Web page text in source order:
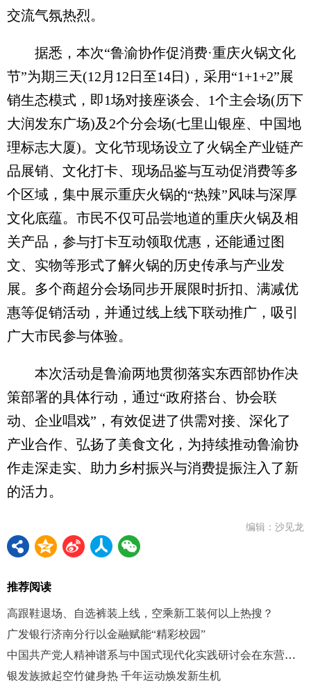
交流气氛热烈。
据悉，本次“鲁渝协作促消费·重庆火锅文化
节”为期三天(12月12日至14日)，采用“1+1+2”展
销生态模式，即1场对接座谈会、1个主会场(历下
大润发东广场)及2个分会场(七里山银座、中国地
理标志大厦)。文化节现场设立了火锅全产业链产
品展销、文化打卡、现场品鉴与互动促消费等多
个区域，集中展示重庆火锅的“热辣”风味与深厚
文化底蕴。市民不仅可品尝地道的重庆火锅及相
关产品，参与打卡互动领取优惠，还能通过图
文、实物等形式了解火锅的历史传承与产业发
展。多个商超分会场同步开展限时折扣、满减优
惠等促销活动，并通过线上线下联动推广，吸引
广大市民参与体验。
本次活动是鲁渝两地贯彻落实东西部协作决
策部署的具体行动，通过“政府搭台、协会联
动、企业唱戏”，有效促进了供需对接、深化了
产业合作、弘扬了美食文化，为持续推动鲁渝协
作走深走实、助力乡村振兴与消费提振注入了新
的活力。
编辑：沙见龙
推荐阅读
高跟鞋退场、自选裤装上线，空乘新工装何以上热搜？
广发银行济南分行以金融赋能“精彩校园”
中国共产党人精神谱系与中国式现代化实践研讨会在东营召开
银发族掀起空竹健身热 千年运动焕发新生机